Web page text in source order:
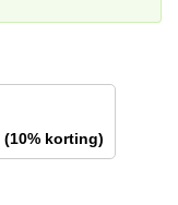
(10% korting)